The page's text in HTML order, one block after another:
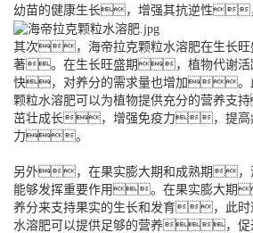
幼苗的健康生长，增强其抗逆性
其次，海帝拉克颗粒水溶肥在生长旺
著。在生长旺盛期，植物代谢
快，对养分的需求量也增加。
颗粒水溶肥可以为植物提供充分的营养
茁壮成长，增强免疫力，提高
力。
另外，在果实膨大期和成熟期，
能够发挥重要作用。在果实膨大期
养分来支持果实的生长和发育，此时
水溶肥可以提供足够的营养，促